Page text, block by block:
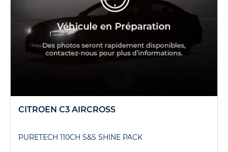
CITROEN C3 AIRCROSS
PURETECH 110CH S&S SHINE PACK